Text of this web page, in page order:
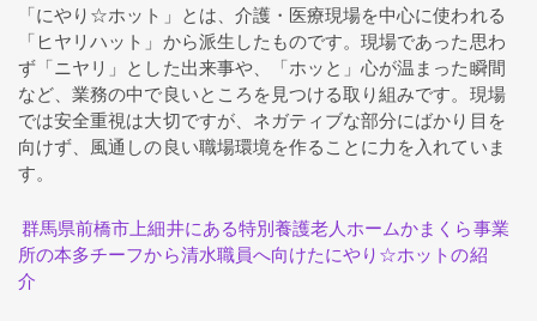
「にやり☆ホット」とは、介護・医療現場を中心に使われる
「ヒヤリハット」から派生したものです。現場であった思わ
ず「ニヤリ」とした出来事や、「ホッと」心が温まった瞬間
など、業務の中で良いところを見つける取り組みです。現場
では安全重視は大切ですが、ネガティブな部分にばかり目を
向けず、風通しの良い職場環境を作ることに力を入れていま
す。
群馬県前橋市上細井にある特別養護老人ホームかまくら事業
所の本多チーフから清水職員へ向けたにやり☆ホットの紹
介